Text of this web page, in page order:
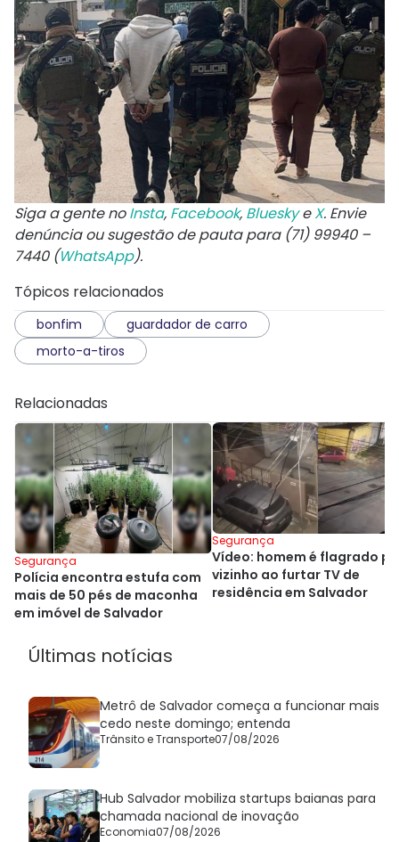
Siga a gente noInsta, Facebook, BlueskyeX. Envie
denúncia ou sugestão de pauta para (71) 99940 –
7440 (WhatsApp).
Tópicos relacionados
bonfim
guardador de carro
morto-a-tiros
Relacionadas
Segurança
Polícia encontra estufa com
mais de 50 pés de maconha
em imóvel de Salvador
Segurança
Vídeo: homem é flagrado
vizinho ao furtar TV de
residência em Salvador
Últimas notícias
Metrô de Salvador começa a funcionar mais
cedo neste domingo; entenda
Trânsito e Transporte07/08/2026
Hub Salvador mobiliza startups baianas para
chamada nacional de inovação
Economia07/08/2026